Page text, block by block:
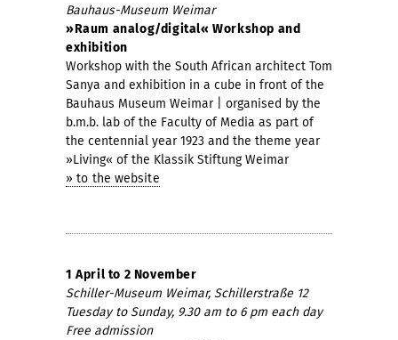
Bauhaus-Museum Weimar
»Raum analog/digital«Workshop and
exhibition
Workshop with the South African architect Tom
Sanya and exhibition in a cube in front of the
Bauhaus Museum Weimar | organised by the
b.m.b. lab of the Faculty of Media as part of
the centennial year 1923 and the theme year
»Living« of the Klassik Stiftung Weimar
» to the website
1 April to 2 November
Schiller-Museum Weimar, Schillerstraße 12
Tuesday to Sunday, 9.30 am to 6 pm each day
Free admission